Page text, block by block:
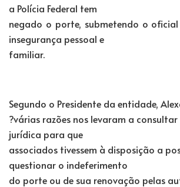
a Polícia Federal tem
negado o porte, submetendo o
insegurança pessoal e
familiar.
Segundo o Presidente da entidade,
?várias razões nos levaram a consultar
jurídica para que
associados tivessem à disposição a
questionar o indeferimento
do porte ou de sua renovação pelas